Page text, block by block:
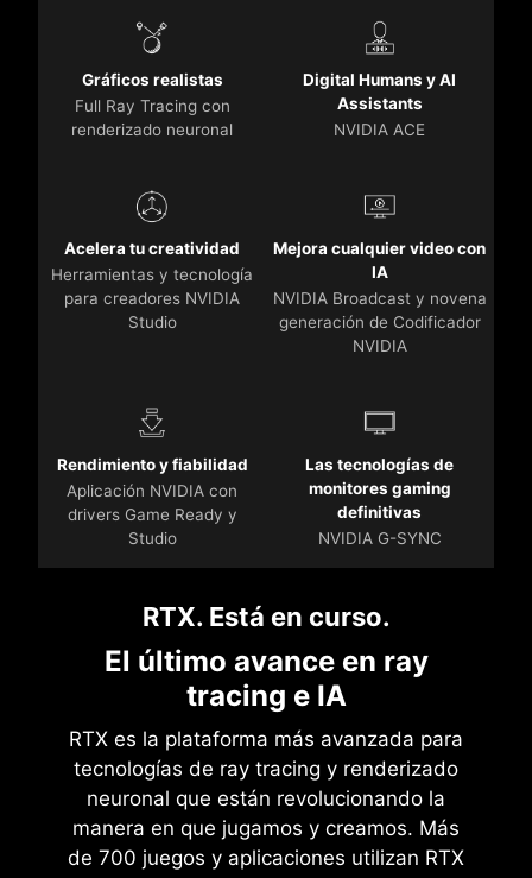
Gráficos realistas
Full Ray Tracing con
renderizado neuronal
Digital Humans y AI
Assistants
NVIDIA ACE
Acelera tu creatividad
Herramientas y tecnología
para creadores NVIDIA
Studio
Mejora cualquier video con
IA
NVIDIA Broadcast y novena
generación de Codificador
NVIDIA
Rendimiento y fiabilidad
Aplicación NVIDIA con
drivers Game Ready y
Studio
Las tecnologías de
monitores gaming
definitivas
NVIDIA G-SYNC
RTX. Está en curso.
El último avance en ray
tracing e IA
RTX es la plataforma más avanzada para
tecnologías de ray tracing y renderizado
neuronal que están revolucionando la
manera en que jugamos y creamos. Más
de 700 juegos y aplicaciones utilizan RTX